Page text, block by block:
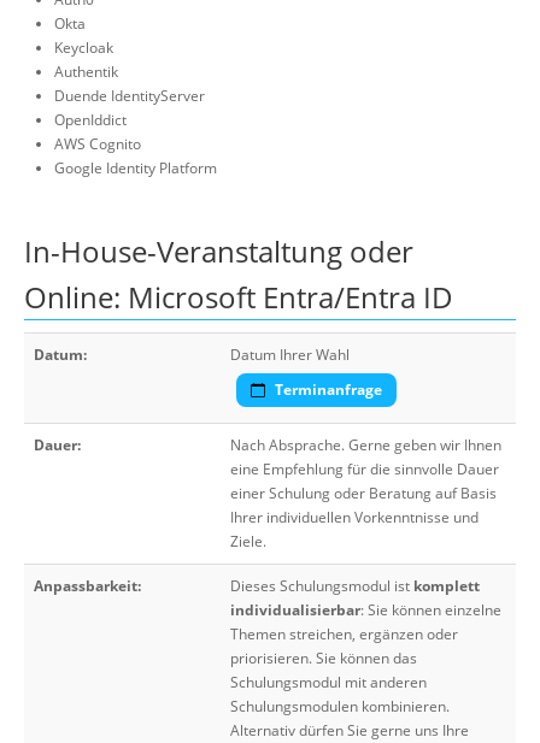
Okta
Keycloak
Authentik
Duende IdentityServer
OpenIddict
AWS Cognito
Google Identity Platform
In-House-Veranstaltung oder
Online: Microsoft Entra/Entra ID
Datum:
Datum Ihrer Wahl
Terminanfrage
Dauer:
Nach Absprache. Gerne geben wir Ihnen
eine Empfehlung für die sinnvolle Dauer
einer Schulung oder Beratung auf Basis
Ihrer individuellen Vorkenntnisse und
Ziele.
Anpassbarkeit: Dieses Schulungsmodul ist komplett
individualisierbar: Sie können einzelne
Themen streichen, ergänzen oder
priorisieren. Sie können das
Schulungsmodul mit anderen
Schulungsmodulen kombinieren.
Alternativ dürfen Sie gerne uns Ihre